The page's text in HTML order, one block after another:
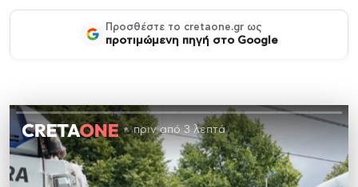
Προσθέστε το cretaone.gr ως
προτιμώμενη πηγή στο Google
πριν από 3 λεπτά